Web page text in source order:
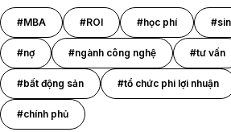
#MBA #ROI #học phí
#nợ #ngành công nghệ #tư vấn
#bất động sản #tổ chức phi lợi nhuận
#chính phủ